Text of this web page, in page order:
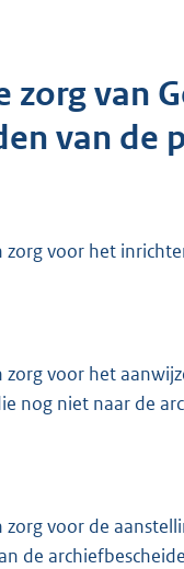
zorg van
van de
zorg voor het
voor het
nog niet naar de
voor de
de